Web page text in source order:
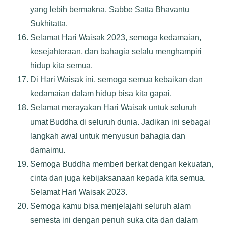
yang lebih bermakna. Sabbe Satta Bhavantu
Sukhitatta.
Selamat Hari Waisak 2023, semoga kedamaian,
kesejahteraan, dan bahagia selalu menghampiri
hidup kita semua.
Di Hari Waisak ini, semoga semua kebaikan dan
kedamaian dalam hidup bisa kita gapai.
Selamat merayakan Hari Waisak untuk seluruh
umat Buddha di seluruh dunia. Jadikan ini sebagai
langkah awal untuk menyusun bahagia dan
damaimu.
Semoga Buddha memberi berkat dengan kekuatan,
cinta dan juga kebijaksanaan kepada kita semua.
Selamat Hari Waisak 2023.
Semoga kamu bisa menjelajahi seluruh alam
semesta ini dengan penuh suka cita dan dalam